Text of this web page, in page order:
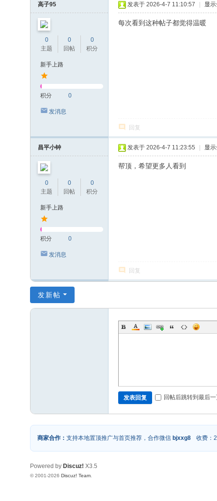
高子95
0
主题
0
回帖
0
积分
新手上路
积分 0
发消息
发表于 2026-4-7 11:10:57 显
每次看到这种帖子都觉得温暖
回复
昌平小钟
0
主题
0
回帖
0
积分
新手上路
积分 0
发消息
发表于 2026-4-7 11:23:55 显
帮顶，希望更多人看到
回复
发新帖
发表回复 回帖后跳转到最后
商家合作： 支持本地置顶推广与首页推荐，合作微信 bjxxg8 收费：
Powered by Discuz! X3.5
© 2001-2026 Discuz! Team